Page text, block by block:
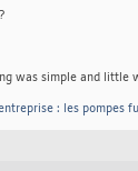
was simple and little
: les pompes